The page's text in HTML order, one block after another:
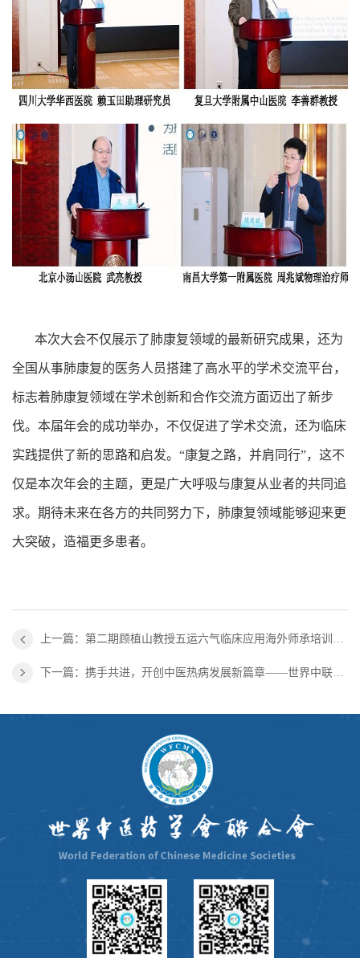
本次大会不仅展示了肺康复领域的最新研究成果，还为
全国从事肺康复的医务人员搭建了高水平的学术交流平台，
标志着肺康复领域在学术创新和合作交流方面迈出了新步
伐。本届年会的成功举办，不仅促进了学术交流，还为临床
实践提供了新的思路和启发。“康复之路，并肩同行”，这不
仅是本次年会的主题，更是广大呼吸与康复从业者的共同追
求。期待未来在各方的共同努力下，肺康复领域能够迎来更
大突破，造福更多患者。